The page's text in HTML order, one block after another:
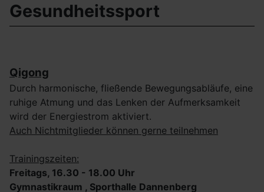
Gesundheitssport
Qigong
Durch harmonische, fließende Bewegungsabläufe, eine
ruhige Atmung und das Lenken der Aufmerksamkeit
wird der Energiestrom aktiviert.
Auch Nichtmitglieder können gerne teilnehmen
Trainingszeiten:
Freitags, 16.30 - 18.00 Uhr
Gymnastikraum , Sporthalle Dannenberg